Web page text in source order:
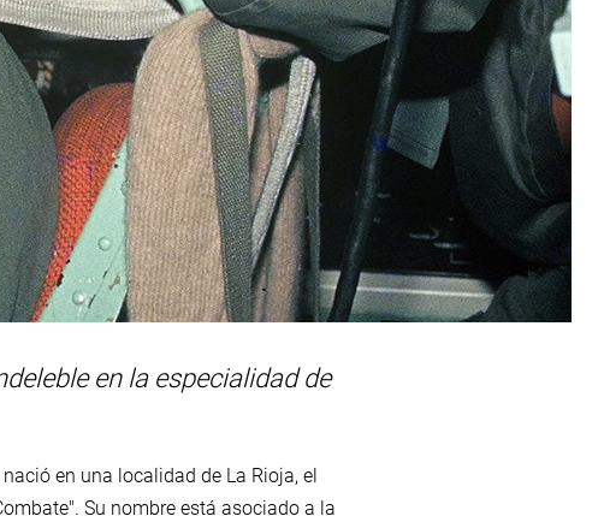
en la especialidad de
en una localidad de La Rioja, el
Su nombre está asociado a la